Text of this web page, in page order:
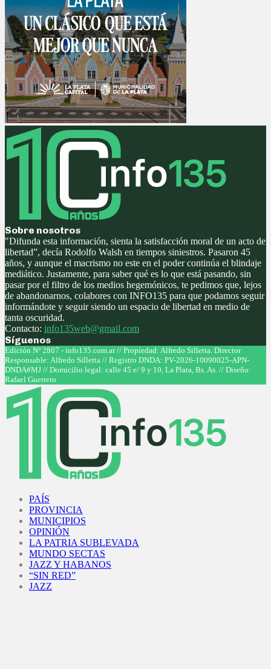
Sobre nosotros
"Difunda esta información, sienta la satisfacción moral de un acto de
libertad”, decía Rodolfo Walsh en tiempos siniestros. Pasaron 45
años, y aunque el macrismo no este en el poder continúa el blindaje
mediático. Justamente, para saber qué es lo que está pasando, sin
pasar por el filtro de los medios hegemónicos, te pedimos que, lejos
de abandonarnos, colabores con INFO135 para que podamos seguir
informándote y seguir siendo un espacio de libertad en medio de
tanta oscuridad.
Contacto: info135web@gmail.com
Síguenos
Facebook
Twitter
Instagram
Youtube
Edición Nº 2807 - info135.com.ar // Propiedad: Alfredo Silletta. Director
Responsable: Alfredo Silletta // Registro DNDA: PV-2026-10090025-APN-
DNDA#MJ // Domicilio legal: calle 45 e/ 9 y 10, La Plata, Bs. As. // Diseño:
Rafael Guerrero
PAÍS
PROVINCIA
MUNICIPIOS
OPINIÓN
LA PATRIA SUBLEVADA
MUNDO SECTAS
JAZZ Y HABANOS
“SIN RED”
JAZZ